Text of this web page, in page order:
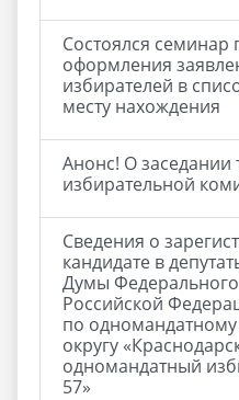
Состоялся семинар
оформления
избирателей в
месту нахождения
Анонс! О заседании
избирательной
Сведения о
кандидате в
Думы
Российской
по
округу
одномандатный
57»